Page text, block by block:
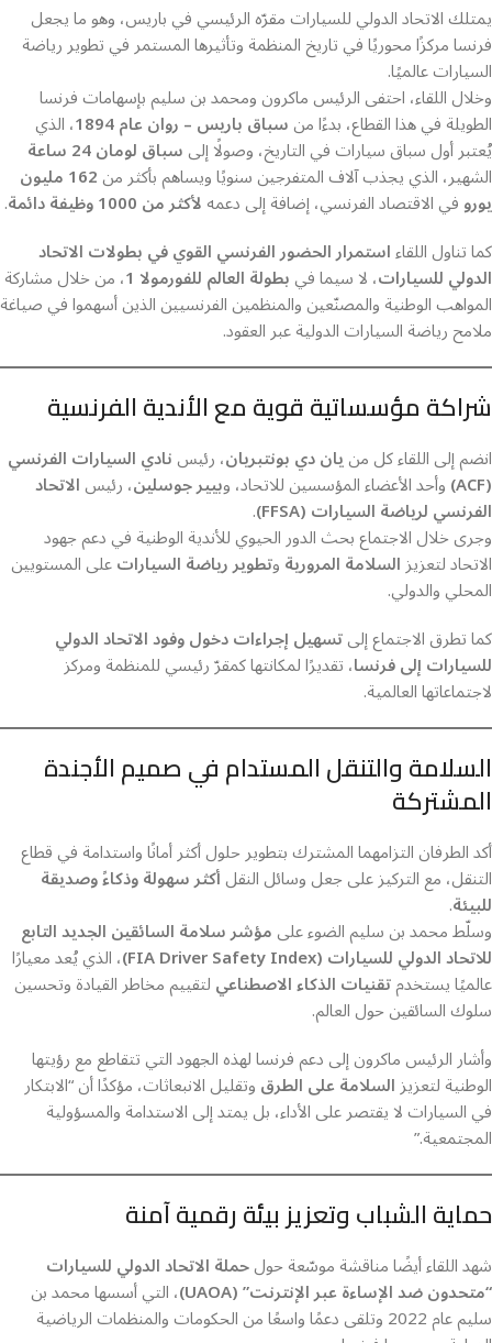
يمتلك الاتحاد الدولي للسيارات مقرّه الرئيسي في باريس، وهو ما يجعل
فرنسا مركزًا محوريًا في تاريخ المنظمة وتأثيرها المستمر في تطوير رياضة
السيارات عالميًا.
وخلال اللقاء، احتفى الرئيس ماكرون ومحمد بن سليم بإسهامات فرنسا
الطويلة في هذا القطاع، بدءًا منسباق باريس – روان عام 1894 ، الذي
يُعتبر أول سباق سيارات في التاريخ، وصولًا إلىسباق لومان 24 ساعة
الشهير، الذي يجذب آلاف المتفرجين سنويًا ويساهم بأكثر من 162 مليون
يوروفي الاقتصاد الفرنسي، إضافة إلى دعمهلأكثر من 1000 وظيفة دائمة
.
كما تناول اللقاءاستمرار الحضور الفرنسي القوي في بطولات الاتحاد
الدولي للسيارات، لا سيما فيبطولة العالم للفورمولا 1 ، من خلال مشاركة
المواهب الوطنية والمصنّعين والمنظمين الفرنسيين الذين أسهموا في صياغة
ملامح رياضة السيارات الدولية عبر العقود.
شراكة مؤسساتية قوية مع الأندية الفرنسية
انضم إلى اللقاء كل منيان دي بونتبريان، رئيسنادي السيارات الفرنسي
(ACF) وأحد الأعضاء المؤسسين للاتحاد، وبيير جوسلين، رئيسالاتحاد
الفرنسي لرياضة السيارات (FFSA) .
وجرى خلال الاجتماع بحث الدور الحيوي للأندية الوطنية في دعم جهود
الاتحاد لتعزيزالسلامة المروريةوتطوير رياضة السياراتعلى المستويين
المحلي والدولي.
كما تطرق الاجتماع إلىتسهيل إجراءات دخول وفود الاتحاد الدولي
للسيارات إلى فرنسا، تقديرًا لمكانتها كمقرّ رئيسي للمنظمة ومركز
لاجتماعاتها العالمية.
السلامة والتنقل المستدام في صميم الأجندة
المشتركة
أكد الطرفان التزامهما المشترك بتطوير حلول أكثر أمانًا واستدامة في قطاع
التنقل، مع التركيز على جعل وسائل النقلأكثر سهولة وذكاءً وصديقة
للبيئة.
وسلّط محمد بن سليم الضوء علىمؤشر سلامة السائقين الجديد التابع
للاتحاد الدولي للسيارات (FIA Driver Safety Index) ، الذي يُعد معيارًا
عالميًا يستخدمتقنيات الذكاء الاصطناعيلتقييم مخاطر القيادة وتحسين
سلوك السائقين حول العالم.
وأشار الرئيس ماكرون إلى دعم فرنسا لهذه الجهود التي تتقاطع مع رؤيتها
الوطنية لتعزيزالسلامة على الطرقوتقليل الانبعاثات، مؤكدًا أن “الابتكار
في السيارات لا يقتصر على الأداء، بل يمتد إلى الاستدامة والمسؤولية
المجتمعية.”
حماية الشباب وتعزيز بيئة رقمية آمنة
شهد اللقاء أيضًا مناقشة موسّعة حولحملة الاتحاد الدولي للسيارات
“متحدون ضد الإساءة عبر الإنترنت” (UAOA) ، التي أسسها محمد بن
سليم عام 2022 وتلقى دعمًا واسعًا من الحكومات والمنظمات الرياضية